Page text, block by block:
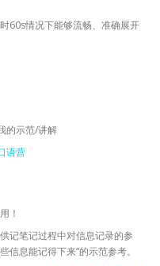
时60s情况下能够流畅、准确展开
的示范/讲解
语营
！
记笔记过程中对信息记录的参
信息能记得下来”的示范参考。